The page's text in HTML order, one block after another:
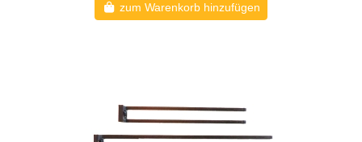
zum Warenkorb hinzufügen